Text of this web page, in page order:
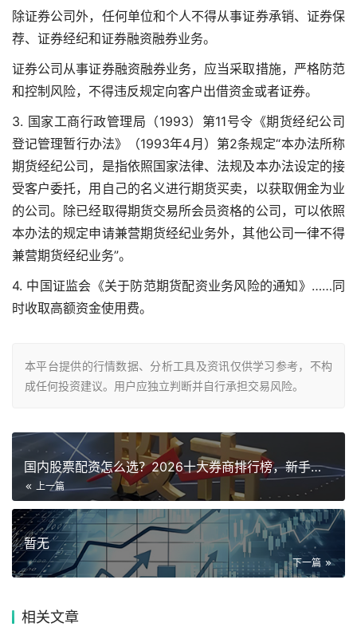
除证券公司外，任何单位和个人不得从事证券承销、证券保
荐、证券经纪和证券融资融券业务。
证券公司从事证券融资融券业务，应当采取措施，严格防范
和控制风险，不得违反规定向客户出借资金或者证券。
3. 国家工商行政管理局（1993）第11号令《期货经纪公司
登记管理暂行办法》（1993年4月）第2条规定“本办法所称
期货经纪公司，是指依照国家法律、法规及本办法设定的接
受客户委托，用自己的名义进行期货买卖，以获取佣金为业
的公司。除已经取得期货交易所会员资格的公司，可以依照
本办法的规定申请兼营期货经纪业务外，其他公司一律不得
兼营期货经纪业务”。
4. 中国证监会《关于防范期货配资业务风险的通知》……同
时收取高额资金使用费。
本平台提供的行情数据、分析工具及资讯仅供学习参考，不构
成任何投资建议。用户应独立判断并自行承担交易风险。
国内股票配资怎么选？2026十大券商排行榜，新手老手直接对照
上一篇
暂无
下一篇
相关文章